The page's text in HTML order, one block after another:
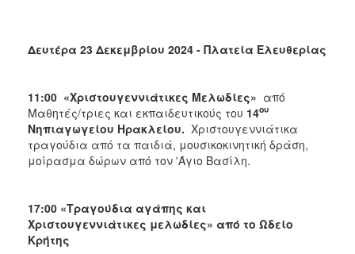
Δευτέρα 23 Δεκεμβρίου 2024 - Πλατεία Ελευθερίας
11:00 «Χριστουγεννιάτικες Μελωδίες» από
Μαθητές/τριες και εκπαιδευτικούς του 14ου
Νηπιαγωγείου Ηρακλείου. Χριστουγεννιάτικα
τραγούδια από τα παιδιά, μουσικοκινητική δράση,
μοίρασμα δώρων από τον 'Άγιο Βασίλη.
17:00 «Τραγούδια αγάπης και
Χριστουγεννιάτικες μελωδίες» από το Ωδείο
Κρήτης